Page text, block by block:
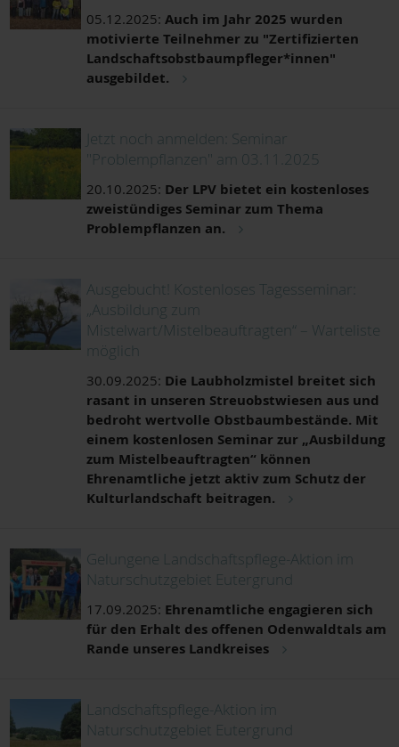
05.12.2025: Auch im Jahr 2025 wurden
motivierte Teilnehmer zu "Zertifizierten
Landschaftsobstbaumpfleger*innen"
ausgebildet.
Jetzt noch anmelden: Seminar
"Problempflanzen" am 03.11.2025
20.10.2025: Der LPV bietet ein kostenloses
zweistündiges Seminar zum Thema
Problempflanzen an.
Ausgebucht! Kostenloses Tagesseminar:
„Ausbildung zum
Mistelwart/Mistelbeauftragten“ – Warteliste
möglich
30.09.2025: Die Laubholzmistel breitet sich
rasant in unseren Streuobstwiesen aus und
bedroht wertvolle Obstbaumbestände. Mit
einem kostenlosen Seminar zur „Ausbildung
zum Mistelbeauftragten“ können
Ehrenamtliche jetzt aktiv zum Schutz der
Kulturlandschaft beitragen.
Gelungene Landschaftspflege-Aktion im
Naturschutzgebiet Eutergrund
17.09.2025: Ehrenamtliche engagieren sich
für den Erhalt des offenen Odenwaldtals am
Rande unseres Landkreises
Landschaftspflege-Aktion im
Naturschutzgebiet Eutergrund